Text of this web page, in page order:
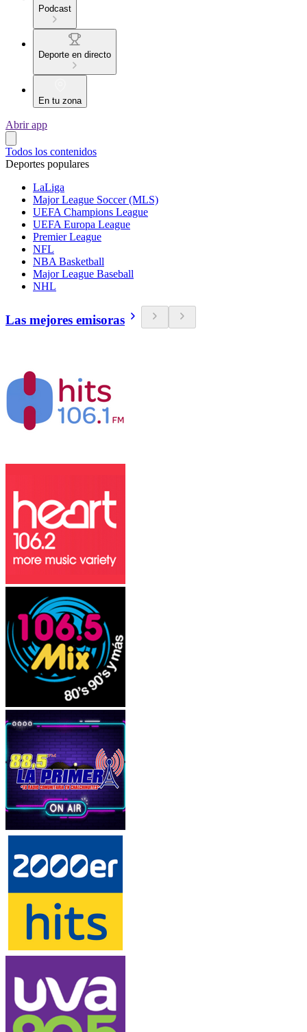
Podcast
Deporte en directo
En tu zona
Abrir app
Todos los contenidos
Deportes populares
LaLiga
Major League Soccer (MLS)
UEFA Champions League
UEFA Europa League
Premier League
NFL
NBA Basketball
Major League Baseball
NHL
Las mejores emisoras